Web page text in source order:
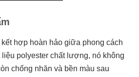
hợp hoàn hảo giữa phong cách
polyester chất lượng, nó không
chống nhăn và bền màu sau